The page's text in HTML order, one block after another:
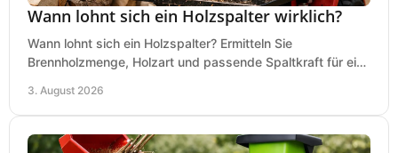
Wann lohnt sich ein Holzspalter wirklich?
Wann lohnt sich ein Holzspalter? Ermitteln Sie
Brennholzmenge, Holzart und passende Spaltkraft für eine
3. August 2026